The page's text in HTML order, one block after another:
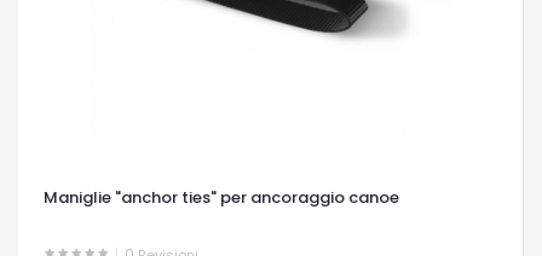
Maniglie "anchor ties" per ancoraggio canoe